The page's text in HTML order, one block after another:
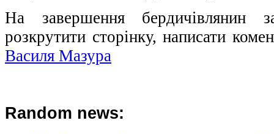
На завершення бердичівлянин
розкрутити сторінку, написати
Василя Мазура
Random news: